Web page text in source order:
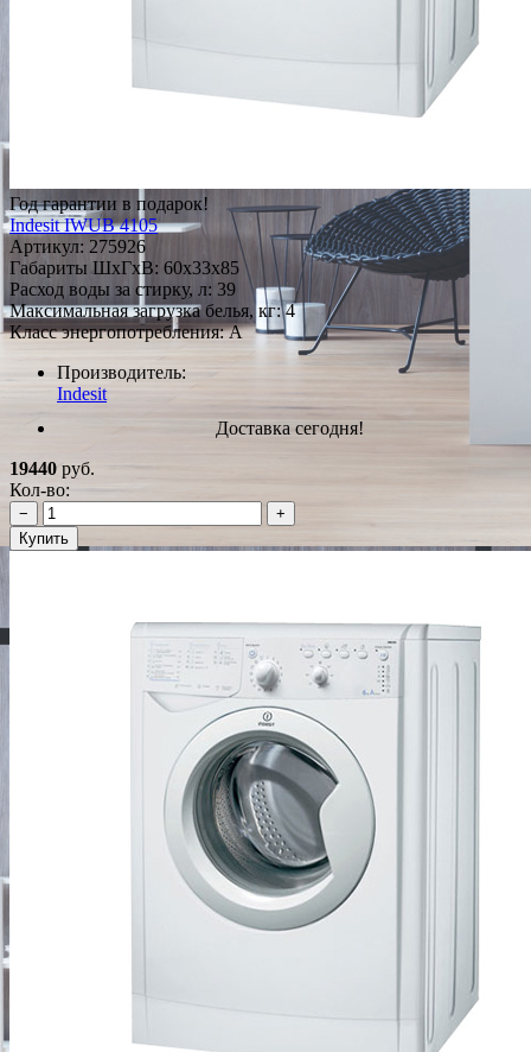
Год гарантии в подарок!
Indesit IWUB 4105
Артикул: 275926
Габариты ШxГxВ: 60x33x85
Расход воды за стирку, л: 39
Максимальная загрузка белья, кг: 4
Класс энергопотребления: A
Производитель:
Indesit
Доставка сегодня!
19440 руб.
Кол-во:
−
+
Купить